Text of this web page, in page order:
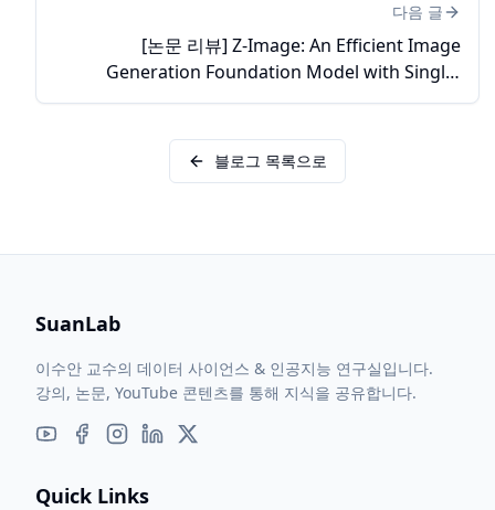
다음 글
[논문 리뷰] Z-Image: An Efficient Image
Generation Foundation Model with Single-
Stream Diffusion Transformer
블로그 목록으로
SuanLab
이수안 교수의 데이터 사이언스 & 인공지능 연구실입니다.
강의, 논문, YouTube 콘텐츠를 통해 지식을 공유합니다.
Quick Links